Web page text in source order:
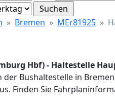
Bremen MEr81925
Hbf) - Haltestelle
der Bushaltestelle in
Finden Sie